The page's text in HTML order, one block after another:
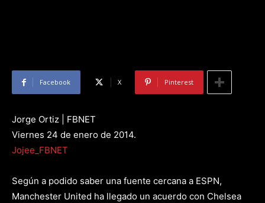
Facebook X Pinterest
Jorge Ortiz | FBNET
Viernes 24 de enero de 2014.
Jojee_FBNET
Según a podido saber una fuente cercana a ESPN,
Manchester United ha llegado un acuerdo con Chelsea